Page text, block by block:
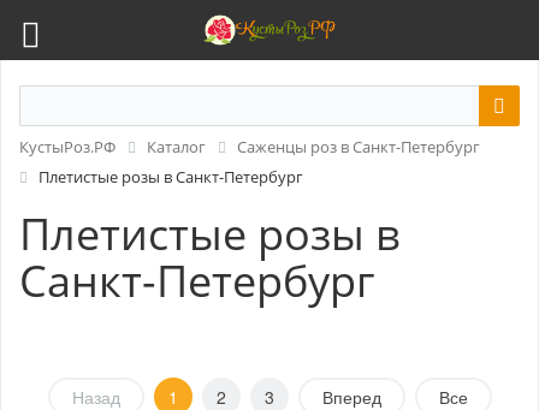
КустыРоз.РФ Каталог
Саженцы роз в Санкт-Петербург
Плетистые розы в Санкт-Петербург
Плетистые розы в
Санкт-Петербург
Назад 1 2 3 Вперед Все